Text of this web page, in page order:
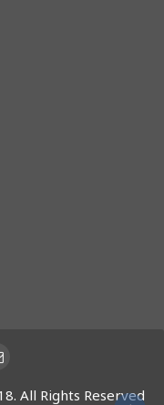
All Rights Reserved